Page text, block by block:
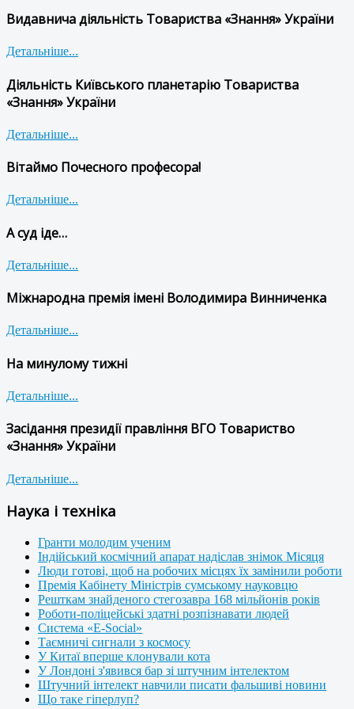
Видавнича діяльність Товариства «Знання» України
Детальніше...
Діяльність Київського планетарію Товариства
«Знання» України
Детальніше...
Вітаймо Почесного професора!
Детальніше...
А суд іде…
Детальніше...
Міжнародна премія імені Володимира Винниченка
Детальніше...
На минулому тижні
Детальніше...
Засідання президії правління ВГО Товариство
«Знання» України
Детальніше...
Наука і техніка
Гранти молодим ученим
Індійський космічний апарат надіслав знімок Місяця
Люди готові, щоб на робочих місцях їх замінили роботи
Премія Кабінету Міністрів сумському науковцю
Решткам знайденого стегозавра 168 мільйонів років
Роботи-поліцейські здатні розпізнавати людей
Система «E-Social»
Таємничі сигнали з космосу
У Китаї вперше клонували кота
У Лондоні з'явився бар зі штучним інтелектом
Штучний інтелект навчили писати фальшиві новини
Що таке гіперлуп?